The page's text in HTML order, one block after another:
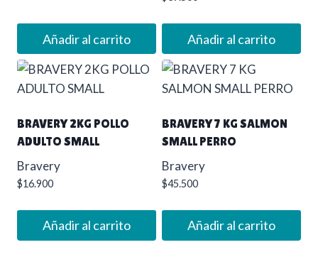
Añadir al carrito Añadir al carrito
BRAVERY 2KG POLLO
ADULTO SMALL
Bravery
$16.900
Añadir al carrito
BRAVERY 7 KG SALMON
SMALL PERRO
Bravery
$45.500
Añadir al carrito